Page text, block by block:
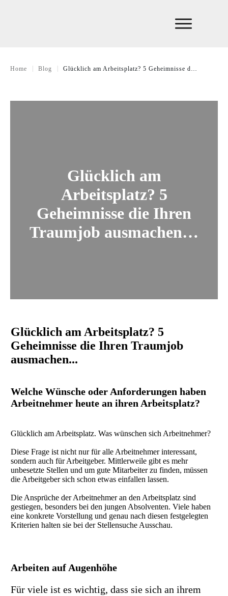
Home Blog
Glücklich am
Arbeitsplatz? 5
Geheimnisse die Ihren
Traumjob ausmachen…
Glücklich am Arbeitsplatz? 5
Geheimnisse die Ihren Traumjob
ausmachen...
Welche Wünsche oder Anforderungen haben
Arbeitnehmer heute an ihren Arbeitsplatz?
Glücklich am Arbeitsplatz. Was wünschen sich Arbeitnehmer?
Diese Frage ist nicht nur für alle Arbeitnehmer interessant,
sondern auch für Arbeitgeber. Mittlerweile gibt es mehr
unbesetzte Stellen und um gute Mitarbeiter zu finden, müssen
die Arbeitgeber sich schon etwas einfallen lassen.
Die Ansprüche der Arbeitnehmer an den Arbeitsplatz sind
gestiegen, besonders bei den jungen Absolventen. Viele haben
eine konkrete Vorstellung und genau nach diesen festgelegten
Kriterien halten sie bei der Stellensuche Ausschau.
Arbeiten auf Augenhöhe
Für viele ist es wichtig, dass sie sich an ihrem